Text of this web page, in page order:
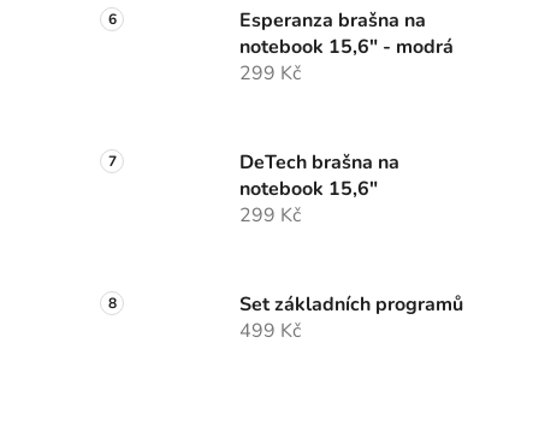
Esperanza brašna na
notebook 15,6" - modrá
299 Kč
DeTech brašna na
notebook 15,6"
299 Kč
Set základních programů
499 Kč